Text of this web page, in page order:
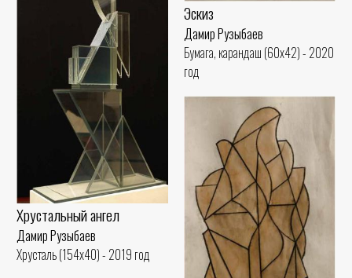
Эскиз
Дамир Рузыбаев
Бумага, карандаш (60x42) - 2020
год
Хрустальный ангел
Дамир Рузыбаев
Хрусталь (154x40) - 2019 год